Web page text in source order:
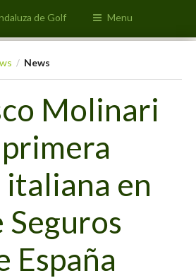
de Golf Menu
/ News
Molinari
en
Seguros
España